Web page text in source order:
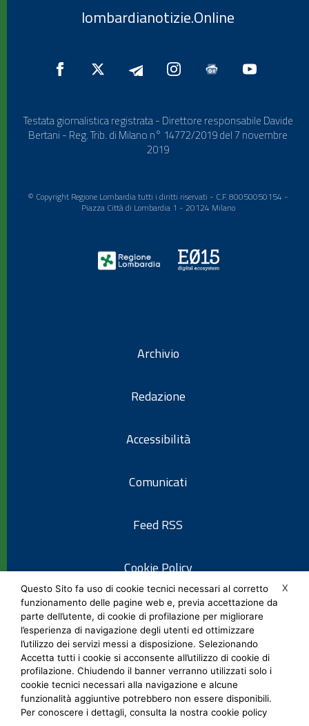
lombardianotizie.Online
Testata giornalistica registrata - Direttore responsabile Davide
Bertani - Reg. Trib. di Milano n° 14772/2019 del 7 novembre
2019
© Copyright Regione Lombardia tutti i diritti riservati - C.F. 80050050154 -
Piazza Città di Lombardia 1 - 20124 Milano
Archivio
Redazione
Accessibilità
Comunicati
Feed RSS
Cookie Policy
Informativa privacy
Note legali
Social Media Policy
X
Questo Sito fa uso di cookie tecnici necessari al corretto
funzionamento delle pagine web e, previa accettazione da
parte dell’utente, di cookie di profilazione per migliorare
l’esperienza di navigazione degli utenti ed ottimizzare
l’utilizzo dei servizi messi a disposizione. Selezionando
Accetta tutti i cookie si acconsente all’utilizzo di cookie di
profilazione. Chiudendo il banner verranno utilizzati solo i
cookie tecnici necessari alla navigazione e alcune
funzionalità aggiuntive potrebbero non essere disponibili.
Per conoscere i dettagli, consulta la nostra cookie policy